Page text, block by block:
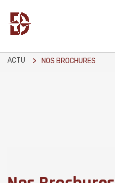
ACTU NOS BROCHURES